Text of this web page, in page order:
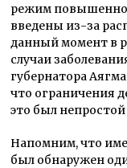
режим
введены из-за
данный момент в
случаи
губернатора
что ограничения
это был
Напомним, что
был обнаружен